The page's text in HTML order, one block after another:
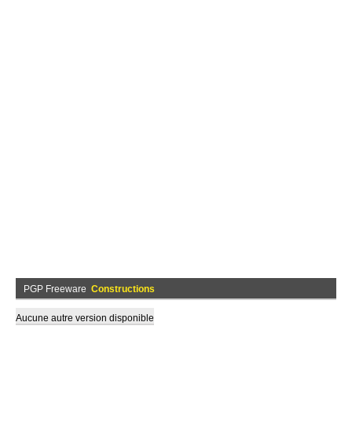
PGP Freeware Constructions
Aucune autre version disponible